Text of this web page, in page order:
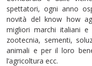
spettatori, ogni anno
novità del know how
migliori marchi italiani
zootecnia, sementi,
animali e per il loro
l’agricoltura ecc.